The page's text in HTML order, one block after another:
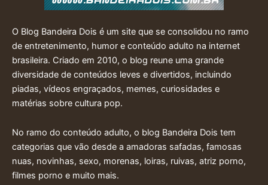
O Blog Bandeira Dois é um site que se consolidou no ramo
de entretenimento, humor e conteúdo adulto na internet
brasileira. Criado em 2010, o blog reune uma grande
diversidade de conteúdos leves e divertidos, incluindo
piadas, vídeos engraçados, memes, curiosidades e
matérias sobre cultura pop.
No ramo do conteúdo adulto, o blog Bandeira Dois tem
categorias que vão desde a amadoras safadas, famosas
nuas, novinhas, sexo, morenas, loiras, ruivas, atriz porno,
filmes porno e muito mais.